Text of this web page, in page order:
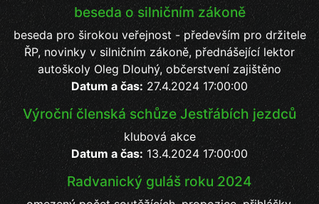
beseda o silničním zákoně
beseda pro širokou veřejnost - především pro držitele
ŘP, novinky v silničním zákoně, přednášející lektor
autoškoly Oleg Dlouhý, občerstvení zajištěno
Datum a čas: 27.4.2024 17:00:00
Výroční členská schůze Jestřábích jezdců
klubová akce
Datum a čas: 13.4.2024 17:00:00
Radvanický guláš roku 2024